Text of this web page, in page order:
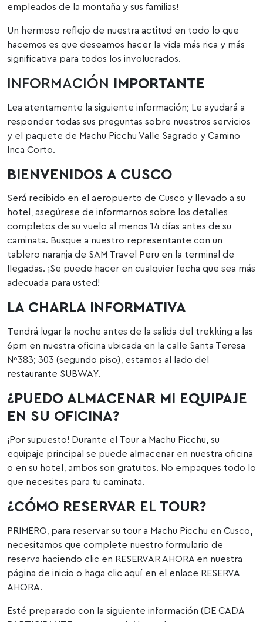
empleados de la montaña y sus familias!
Un hermoso reflejo de nuestra actitud en todo lo que
hacemos es que deseamos hacer la vida más rica y más
significativa para todos los involucrados.
INFORMACIÓN IMPORTANTE
Lea atentamente la siguiente información; Le ayudará a
responder todas sus preguntas sobre nuestros servicios
y el paquete de Machu Picchu Valle Sagrado y Camino
Inca Corto.
BIENVENIDOS A CUSCO
Será recibido en el aeropuerto de Cusco y llevado a su
hotel, asegúrese de informarnos sobre los detalles
completos de su vuelo al menos 14 días antes de su
caminata. Busque a nuestro representante con un
tablero naranja de SAM Travel Peru en la terminal de
llegadas. ¡Se puede hacer en cualquier fecha que sea más
adecuada para usted!
LA CHARLA INFORMATIVA
Tendrá lugar la noche antes de la salida del trekking a las
6pm en nuestra oficina ubicada en la calle Santa Teresa
Nº383; 303 (segundo piso), estamos al lado del
restaurante SUBWAY.
¿PUEDO ALMACENAR MI EQUIPAJE
EN SU OFICINA?
¡Por supuesto! Durante el Tour a Machu Picchu, su
equipaje principal se puede almacenar en nuestra oficina
o en su hotel, ambos son gratuitos. No empaques todo lo
que necesites para tu caminata.
¿CÓMO RESERVAR EL TOUR?
PRIMERO, para reservar su tour a Machu Picchu en Cusco,
necesitamos que complete nuestro formulario de
reserva haciendo clic en RESERVAR AHORA en nuestra
página de inicio o haga clic aquí en el enlace RESERVA
AHORA.
Esté preparado con la siguiente información (DE CADA